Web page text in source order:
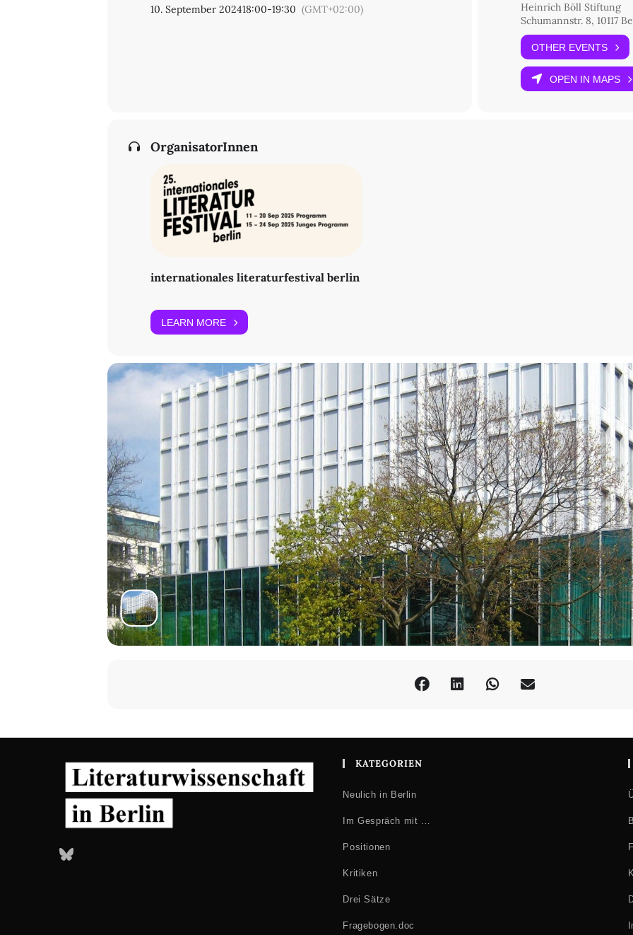
10. September 202418:00-19:30 (GMT+02:00)
Heinrich Böll Stiftung
Schumannstr. 8, 10117
OTHER EVENTS
OPEN IN MAPS
OrganisatorInnen
internationales literaturfestival berlin
LEARN MORE
Bluesky
KATEGORIEN
Neulich in Berlin
Im Gespräch mit …
Positionen
Kritiken
Drei Sätze
Fragebogen.doc